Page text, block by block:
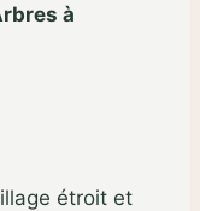
à
étroit et